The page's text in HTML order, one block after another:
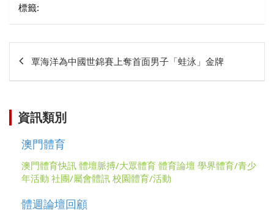
標籤:
章
關
覃海洋為中國世錦賽上奪首面男子「蛙泳」金牌
資訊類別
澳門體育
澳門體育快訊 體壇脈搏/大眾體育 體育論壇 學界體育/青少
年活動 社團/屬會體訊 校園體育/活動
體週論壇回顧